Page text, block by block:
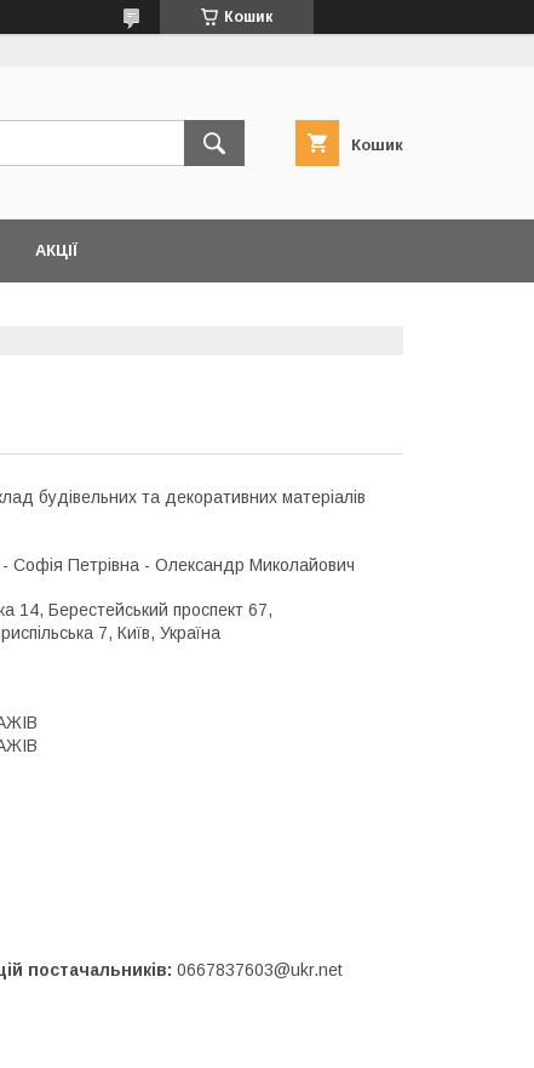
Кошик
Кошик
АКЦІЇ
будівельних та декоративних матеріалів
Софія Петрівна - Олександр Миколайович
14, Берестейський проспект 67,
7, Київ, Україна
постачальників 0667837603@ukr.net